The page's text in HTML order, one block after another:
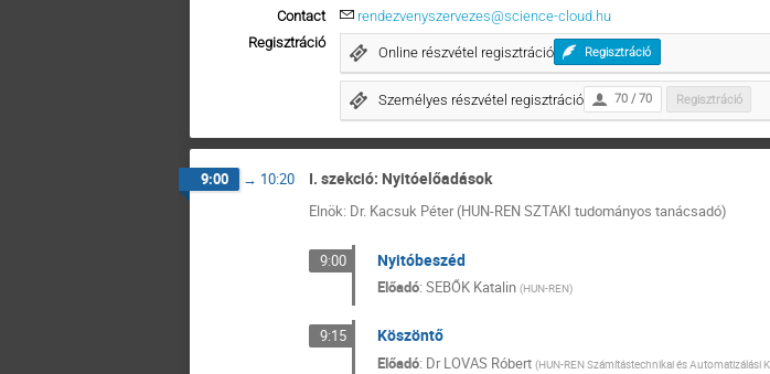
Contact
rendezvenyszervezes@science-cloud.hu
Regisztráció
Online részvétel regisztráció Regisztráció
Személyes részvétel regisztráció 70 / 70 Regisztráció
9:00 → 10:20 I. szekció: Nyitóelőadások
Elnök: Dr. Kacsuk Péter (HUN-REN SZTAKI tudományos tanácsadó)
9:00 Nyitóbeszéd
Előadó: SEBŐK Katalin (HUN-REN)
9:15 Köszöntő
Előadó: Dr LOVAS Róbert (HUN-REN Számítástechnikai és Automatizálási